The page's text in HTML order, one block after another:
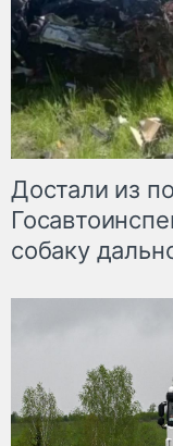
Достали из
собаку